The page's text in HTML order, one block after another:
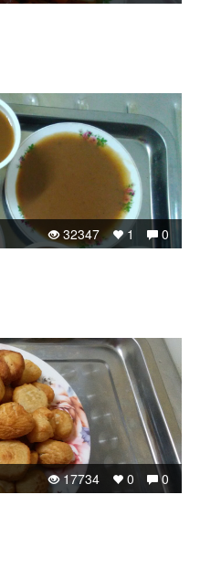
0
1
32347
0
0
17734